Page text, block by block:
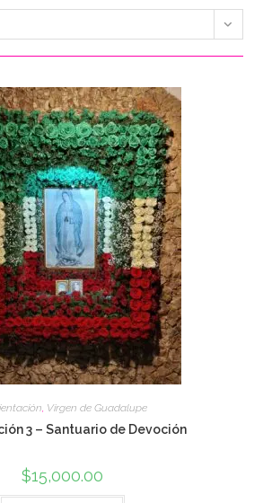
, Virgen de Guadalupe
3 – Santuario de Devoción
$15,000.00